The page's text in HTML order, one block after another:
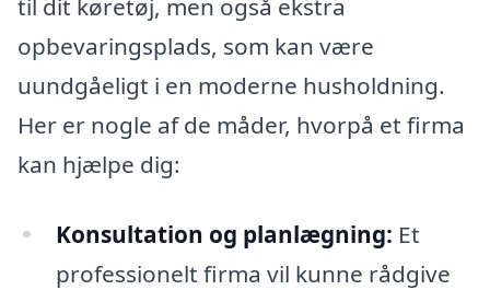
til dit køretøj, men også ekstra
opbevaringsplads, som kan være
uundgåeligt i en moderne husholdning.
Her er nogle af de måder, hvorpå et firma
kan hjælpe dig:
Konsultation og planlægning: Et
professionelt firma vil kunne rådgive